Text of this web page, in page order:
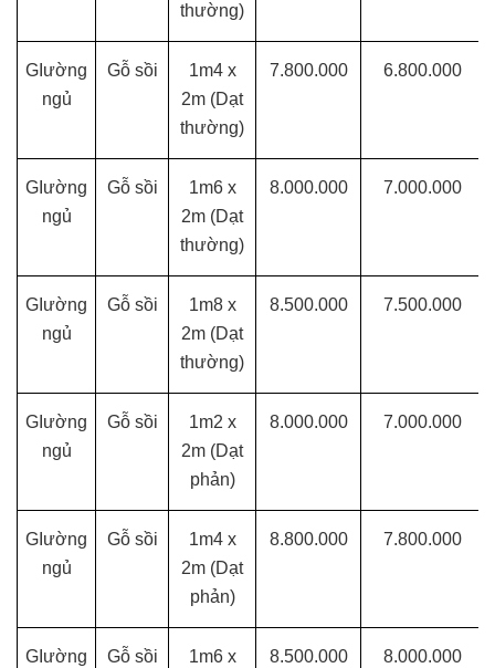
Thức
thường)
GIường
ngủ
Gỗ sồi
1m4 x
2m (Dạt
thường)
7.800.000 6.800.000
GIường
ngủ
Gỗ sồi
1m6 x
2m (Dạt
thường)
8.000.000 7.000.000
GIường
ngủ
Gỗ sồi
1m8 x
2m (Dạt
thường)
8.500.000 7.500.000
GIường
ngủ
Gỗ sồi
1m2 x
2m (Dạt
phản)
8.000.000 7.000.000
GIường
ngủ
Gỗ sồi
1m4 x
2m (Dạt
phản)
8.800.000 7.800.000
GIường
Gỗ sồi
1m6 x
8.500.000 8.000.000